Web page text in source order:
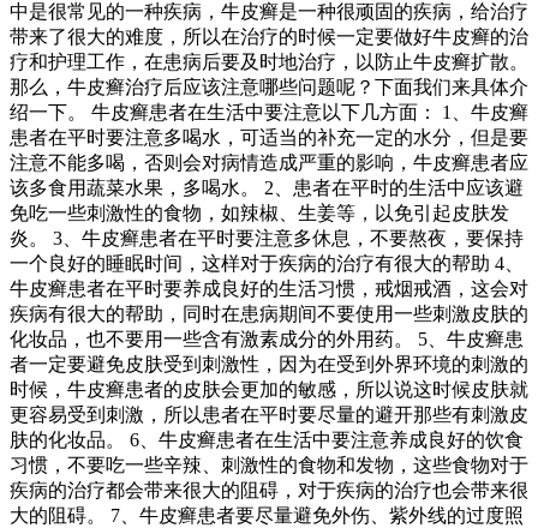
中是很常见的一种疾病，牛皮癣是一种很顽固的疾病，给治疗
带来了很大的难度，所以在治疗的时候一定要做好牛皮癣的治
疗和护理工作，在患病后要及时地治疗，以防止牛皮癣扩散。
那么，牛皮癣治疗后应该注意哪些问题呢？下面我们来具体介
绍一下。 牛皮癣患者在生活中要注意以下几方面： 1、牛皮癣
患者在平时要注意多喝水，可适当的补充一定的水分，但是要
注意不能多喝，否则会对病情造成严重的影响，牛皮癣患者应
该多食用蔬菜水果，多喝水。 2、患者在平时的生活中应该避
免吃一些刺激性的食物，如辣椒、生姜等，以免引起皮肤发
炎。 3、牛皮癣患者在平时要注意多休息，不要熬夜，要保持
一个良好的睡眠时间，这样对于疾病的治疗有很大的帮助 4、
牛皮癣患者在平时要养成良好的生活习惯，戒烟戒酒，这会对
疾病有很大的帮助，同时在患病期间不要使用一些刺激皮肤的
化妆品，也不要用一些含有激素成分的外用药。 5、牛皮癣患
者一定要避免皮肤受到刺激性，因为在受到外界环境的刺激的
时候，牛皮癣患者的皮肤会更加的敏感，所以说这时候皮肤就
更容易受到刺激，所以患者在平时要尽量的避开那些有刺激皮
肤的化妆品。 6、牛皮癣患者在生活中要注意养成良好的饮食
习惯，不要吃一些辛辣、刺激性的食物和发物，这些食物对于
疾病的治疗都会带来很大的阻碍，对于疾病的治疗也会带来很
大的阻碍。 7、牛皮癣患者要尽量避免外伤、紫外线的过度照